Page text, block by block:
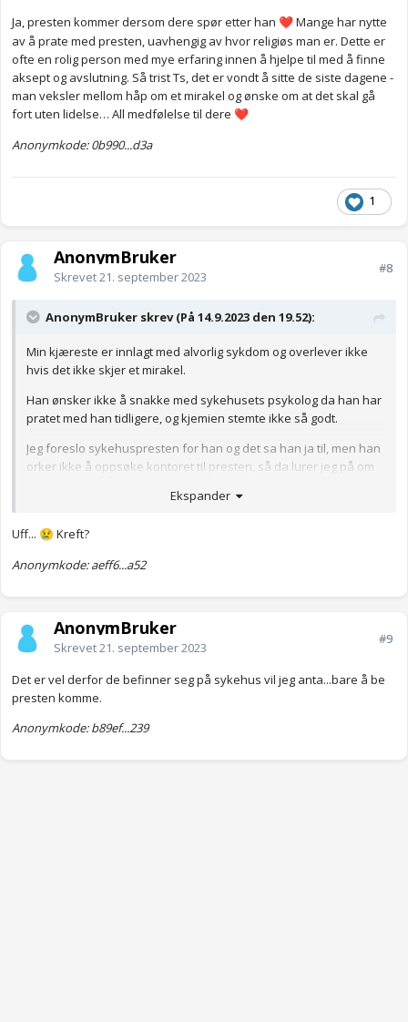
Ja, presten kommer dersom dere spør etter han ❤️ Mange har nytte
av å prate med presten, uavhengig av hvor religiøs man er. Dette er
ofte en rolig person med mye erfaring innen å hjelpe til med å finne
aksept og avslutning. Så trist Ts, det er vondt å sitte de siste dagene -
man veksler mellom håp om et mirakel og ønske om at det skal gå
fort uten lidelse… All medfølelse til dere ❤️
Anonymkode: 0b990...d3a
1
AnonymBruker
Skrevet21. september 2023
#8
AnonymBruker skrev (På 14.9.2023 den 19.52):
Min kjæreste er innlagt med alvorlig sykdom og overlever ikke
hvis det ikke skjer et mirakel.
Han ønsker ikke å snakke med sykehusets psykolog da han har
pratet med han tidligere, og kjemien stemte ikke så godt.
Jeg foreslo sykehuspresten for han og det sa han ja til, men han
orker ikke å oppsøke kontoret til presten, så da lurer jeg på om
Anonymkode: 2d91e...672
Ekspander
Uff... 😢 Kreft?
Anonymkode: aeff6...a52
AnonymBruker
Skrevet21. september 2023
#9
Det er vel derfor de befinner seg på sykehus vil jeg anta...bare å be
presten komme.
Anonymkode: b89ef...239